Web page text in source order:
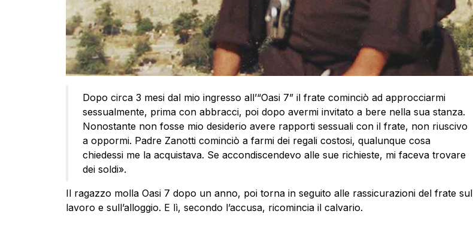
Dopo circa 3 mesi dal mio ingresso all’“Oasi 7” il frate cominciò ad approcciarmi
sessualmente, prima con abbracci, poi dopo avermi invitato a bere nella sua stanza.
Nonostante non fosse mio desiderio avere rapporti sessuali con il frate, non riuscivo
a oppormi. Padre Zanotti cominciò a farmi dei regali costosi, qualunque cosa
chiedessi me la acquistava. Se accondiscendevo alle sue richieste, mi faceva trovare
dei soldi».
Il ragazzo molla Oasi 7 dopo un anno, poi torna in seguito alle rassicurazioni del frate sul
lavoro e sull’alloggio. E lì, secondo l’accusa, ricomincia il calvario.